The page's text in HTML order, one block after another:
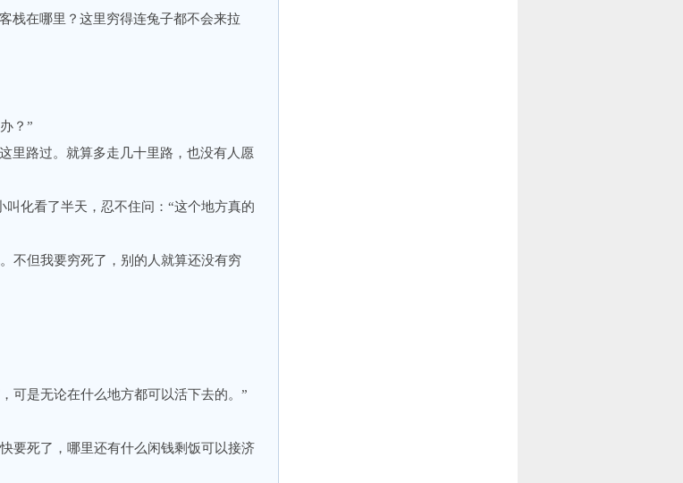
在哪里？这里穷得连兔子都不会来拉
？”
路过。就算多走几十里路，也没有人愿
化看了半天，忍不住问：“这个地方真的
但我要穷死了，别的人就算还没有穷
是无论在什么地方都可以活下去的。”
死了，哪里还有什么闲钱剩饭可以接济